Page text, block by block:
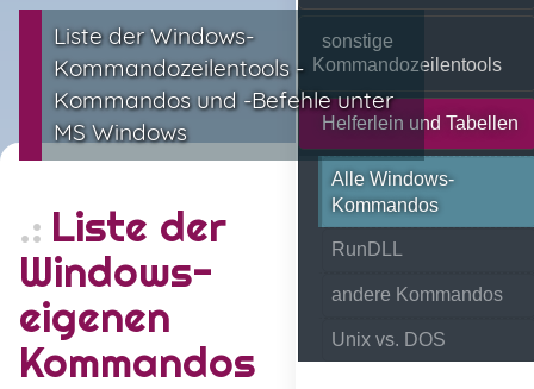
sonstige
Kommandozeilentools
Helferlein und Tabellen
Alle Windows-
Kommandos
RunDLL
andere Kommandos
Unix vs. DOS
Liste der Windows-
Kommandozeilentools -
Kommandos und -Befehle unter
MS Windows
Liste der
Windows-
eigenen
Kommandos